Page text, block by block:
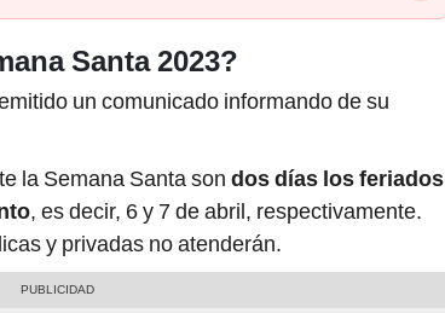
Santa 2023?
un comunicado informando de su
la Semana Santa son dos días los feriados
, es decir, 6 y 7 de abril, respectivamente.
y privadas no atenderán.